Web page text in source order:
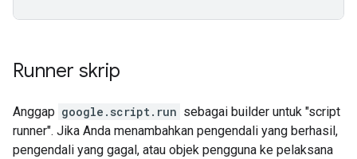
Runner skrip
Anggap google.script.run sebagai builder untuk "script
runner". Jika Anda menambahkan pengendali yang berhasil,
pengendali yang gagal, atau objek pengguna ke pelaksana